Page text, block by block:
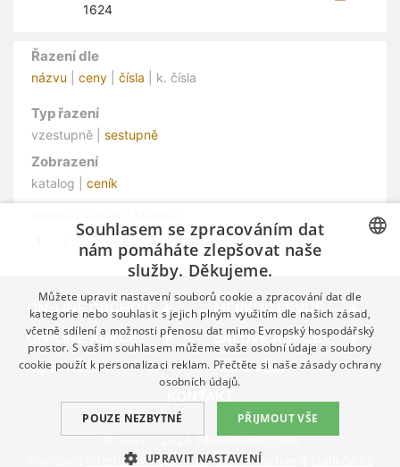
1624
Řazení dle
názvu ceny čísla | k. čísla
Typ řazení
vzestupně | sestupně
Zobrazení
katalog | ceník
3 4 5 další »
ON-LINE OBCHOD
MERKUR REVUE
ON-LINE AUKCE
SÁLOVÉ AUKCE
KE STAŽENÍ
NÁPOVĚDA
Internetová agentura Q2 Interactive
© 1989 – 2026 Filatelie-Klim.com
GERMAN
ENGLISH
Souhlasem se zpracováním dat
nám pomáháte zlepšovat naše
služby. Děkujeme.
Můžete upravit nastavení souborů cookie a zpracování dat dle
kategorie nebo souhlasit s jejich plným využitím dle našich zásad,
včetně sdílení a možnosti přenosu dat mimo Evropský hospodářský
prostor. S vašim souhlasem můžeme vaše osobní údaje a soubory
cookie použít k personalizaci reklam. Přečtěte si naše zásady ochrany
osobních údajů.
PŘIJMOUT VŠE
POUZE NEZBYTNÉ
UPRAVIT NASTAVENÍ